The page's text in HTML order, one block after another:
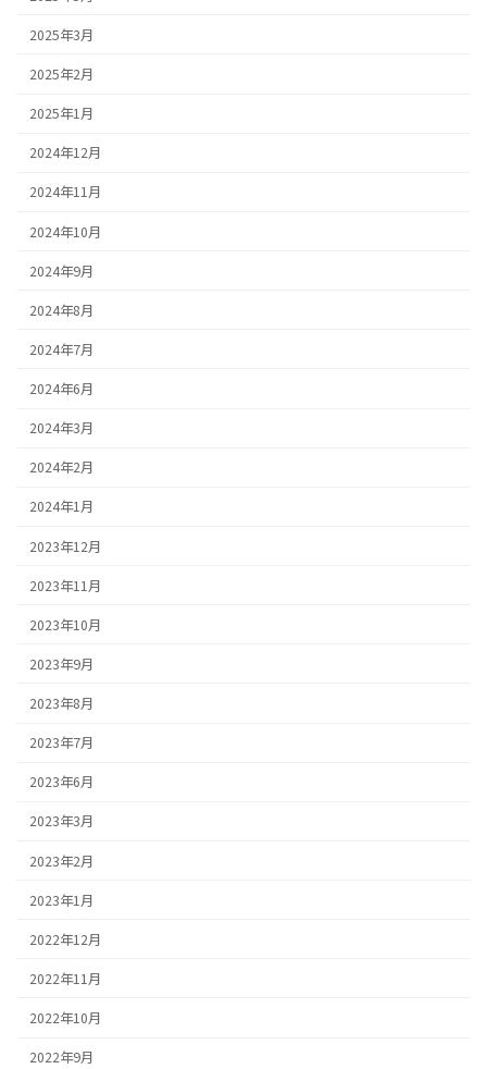
2025年3月
2025年2月
2025年1月
2024年12月
2024年11月
2024年10月
2024年9月
2024年8月
2024年7月
2024年6月
2024年3月
2024年2月
2024年1月
2023年12月
2023年11月
2023年10月
2023年9月
2023年8月
2023年7月
2023年6月
2023年3月
2023年2月
2023年1月
2022年12月
2022年11月
2022年10月
2022年9月